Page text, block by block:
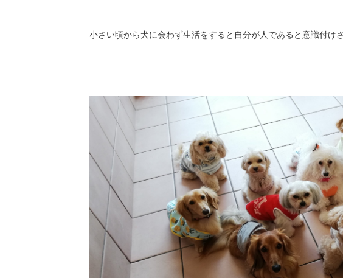
小さい頃から犬に会わず生活をすると自分が人であると意識付け